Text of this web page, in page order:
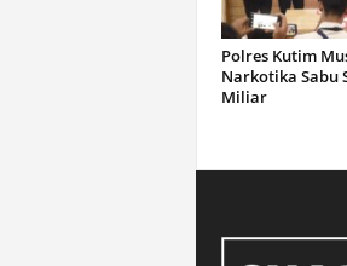
Polres Kutim
Narkotika Sabu
Miliar